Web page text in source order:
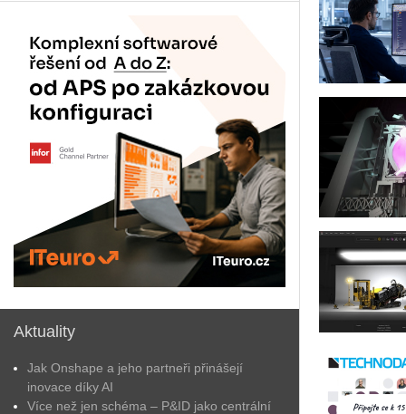
Aktuality
Jak Onshape a jeho partneři přinášejí
inovace díky AI
Více než jen schéma – P&ID jako centrální